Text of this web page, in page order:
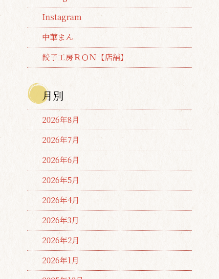
Instagram
中華まん
餃子工房ＲＯＮ【店舗】
月別
2026年8月
2026年7月
2026年6月
2026年5月
2026年4月
2026年3月
2026年2月
2026年1月